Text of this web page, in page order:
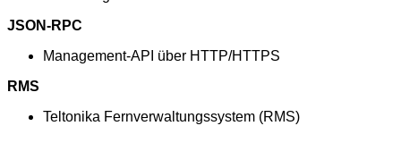
JSON-RPC
Management-API über HTTP/HTTPS
RMS
Teltonika Fernverwaltungssystem (RMS)